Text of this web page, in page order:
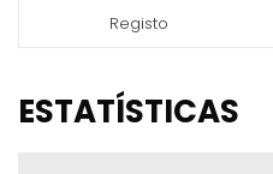
Registo
ESTATÍSTICAS